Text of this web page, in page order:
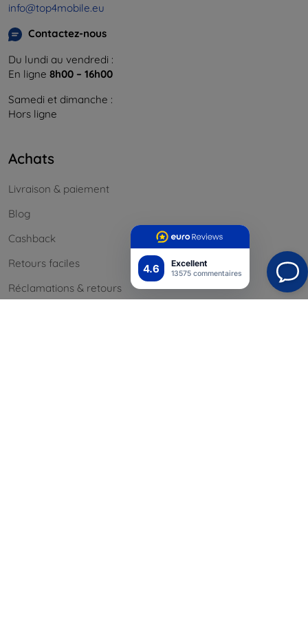
4.6 Excellent
13575 commentaires
info@top4mobile.eu
Contactez-nous
Du lundi au vendredi :
En ligne 8h00 – 16h00
Samedi et dimanche :
Hors ligne
Achats
Livraison & paiement
Blog
Cashback
Retours faciles
Réclamations & retours